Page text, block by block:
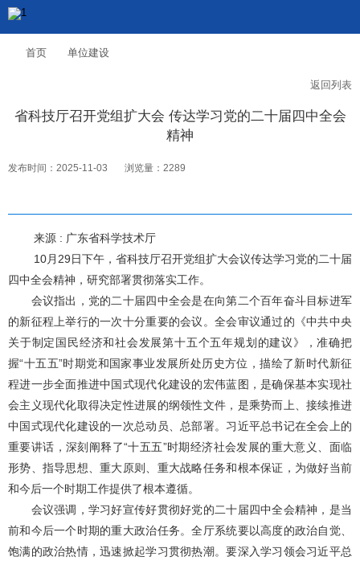
首页 单位建设
返回列表
省科技厅召开党组扩大会 传达学习党的二十届四中全会
精神
发布时间：2025-11-03 浏览量：2289
来源 : 广东省科学技术厅
10月29日下午，省科技厅召开党组扩大会议传达学习党的二十届
四中全会精神，研究部署贯彻落实工作。
会议指出，党的二十届四中全会是在向第二个百年奋斗目标进军
的新征程上举行的一次十分重要的会议。全会审议通过的《中共中央
关于制定国民经济和社会发展第十五个五年规划的建议》，准确把
握“十五五”时期党和国家事业发展所处历史方位，描绘了新时代新征
程进一步全面推进中国式现代化建设的宏伟蓝图，是确保基本实现社
会主义现代化取得决定性进展的纲领性文件，是乘势而上、接续推进
中国式现代化建设的一次总动员、总部署。习近平总书记在全会上的
重要讲话，深刻阐释了“十五五”时期经济社会发展的重大意义、面临
形势、指导思想、重大原则、重大战略任务和根本保证，为做好当前
和今后一个时期工作提供了根本遵循。
会议强调，学习好宣传好贯彻好党的二十届四中全会精神，是当
前和今后一个时期的重大政治任务。全厅系统要以高度的政治自觉、
饱满的政治热情，迅速掀起学习贯彻热潮。要深入学习领会习近平总